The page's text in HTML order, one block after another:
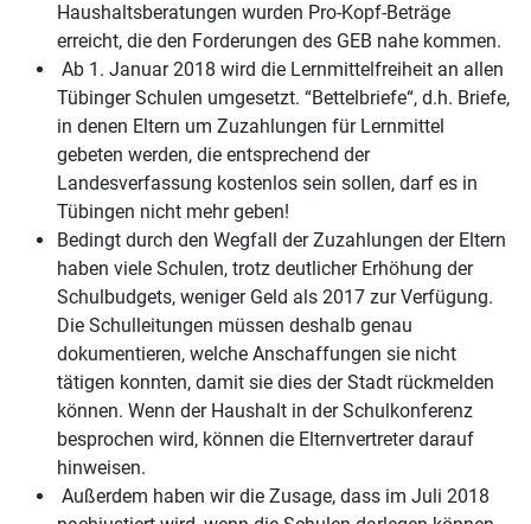
Haushaltsberatungen wurden Pro-Kopf-Beträge
erreicht, die den Forderungen des GEB nahe kommen.
Ab 1. Januar 2018 wird die Lernmittelfreiheit an allen
Tübinger Schulen umgesetzt. “Bettelbriefe“, d.h. Briefe,
in denen Eltern um Zuzahlungen für Lernmittel
gebeten werden, die entsprechend der
Landesverfassung kostenlos sein sollen, darf es in
Tübingen nicht mehr geben!
Bedingt durch den Wegfall der Zuzahlungen der Eltern
haben viele Schulen, trotz deutlicher Erhöhung der
Schulbudgets, weniger Geld als 2017 zur Verfügung.
Die Schulleitungen müssen deshalb genau
dokumentieren, welche Anschaffungen sie nicht
tätigen konnten, damit sie dies der Stadt rückmelden
können. Wenn der Haushalt in der Schulkonferenz
besprochen wird, können die Elternvertreter darauf
hinweisen.
Außerdem haben wir die Zusage, dass im Juli 2018